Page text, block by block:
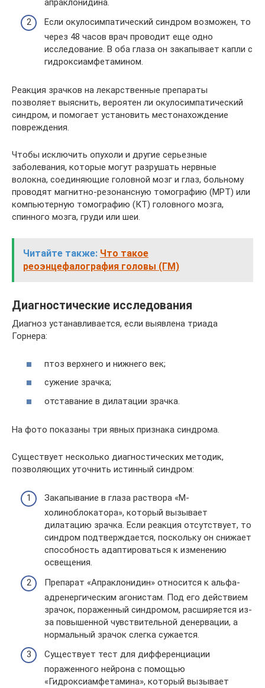
Если окулосимпатический синдром возможен, то
через 48 часов врач проводит еще одно
исследование. В оба глаза он закапывает капли с
гидроксиамфетамином.
Реакция зрачков на лекарственные препараты
позволяет выяснить, вероятен ли окулосимпатический
синдром, и помогает установить местонахождение
повреждения.
Чтобы исключить опухоли и другие серьезные
заболевания, которые могут разрушать нервные
волокна, соединяющие головной мозг и глаз, больному
проводят магнитно-резонансную томографию (МРТ) или
компьютерную томографию (КТ) головного мозга,
спинного мозга, груди или шеи.
Читайте также: Что такое
реоэнцефалография головы (ГМ)
Диагностические исследования
Диагноз устанавливается, если выявлена триада
Горнера:
птоз верхнего и нижнего век;
сужение зрачка;
отставание в дилатации зрачка.
На фото показаны три явных признака синдрома.
Существует несколько диагностических методик,
позволяющих уточнить истинный синдром:
Закапывание в глаза раствора «М-
холиноблокатора», который вызывает
дилатацию зрачка. Если реакция отсутствует, то
синдром подтверждается, поскольку он снижает
способность адаптироваться к изменению
освещения.
Препарат «Апраклонидин» относится к альфа-
адренергическим агонистам. Под его действием
зрачок, пораженный синдромом, расширяется из-
за повышенной чувствительной денервации, а
нормальный зрачок слегка сужается.
Существует тест для дифференциации
пораженного нейрона с помощью
«Гидроксиамфетамина», который вызывает